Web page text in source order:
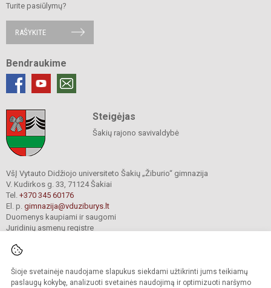
Šioje svetainėje naudojame slapukus siekdami užtikrinti jums teikiamų
paslaugų kokybę, analizuoti svetainės naudojimą ir optimizuoti naršymo
Turite pasiūlymų?
RAŠYKITE
Bendraukime
Steigėjas
Šakių rajono savivaldybė
VšĮ Vytauto Didžiojo universiteto Šakių „Žiburio“ gimnazija
V. Kudirkos g. 33, 71124 Šakiai
Tel. +370 345 60176
El. p. gimnazija@vduziburys.lt
Duomenys kaupiami ir saugomi
Juridinių asmenų registre
© 2024. VDU Šakių „Žiburio“ gimnazija. Visos teisės saugomos.